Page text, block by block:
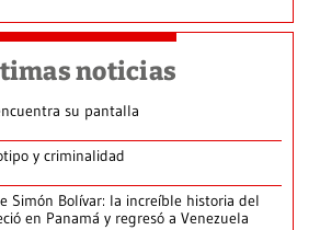
noticias
su pantalla​
y criminalidad
Simón Bolívar: la increíble historia del
en Panamá y regresó a Venezuela